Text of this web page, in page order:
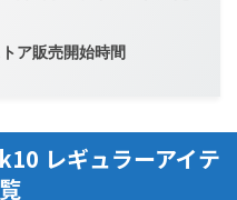
ア販売開始時間
レギュラーアイテ